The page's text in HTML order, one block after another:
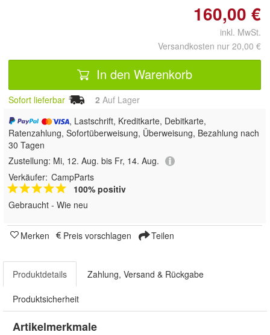
160,00 €
inkl. MwSt.
Versandkosten nur 20,00 €
In den Warenkorb
Sofort lieferbar 2 Auf Lager
, Lastschrift, Kreditkarte, Debitkarte,
Ratenzahlung, Sofortüberweisung, Überweisung, Bezahlung nach
30 Tagen
Zustellung: Mi, 12. Aug. bis Fr, 14. Aug.
Verkäufer: CampParts
100% positiv
Gebraucht - Wie neu
Merken Preis vorschlagen Teilen
Produktdetails Zahlung, Versand & Rückgabe
Produktsicherheit
Artikelmerkmale